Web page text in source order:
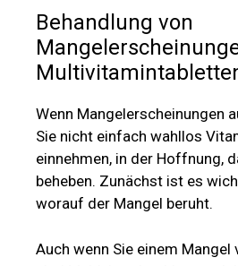
Behandlung von
Wenn Mangelerscheinungen
Sie nicht einfach wahllos
einnehmen, in der Hoffnung,
beheben. Zunächst ist es
worauf der Mangel beruht.
Auch wenn Sie einem Mangel